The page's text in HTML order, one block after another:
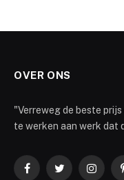
OVER ONS
"Verreweg de beste prijs
te werken aan werk dat
FacebookTwitter